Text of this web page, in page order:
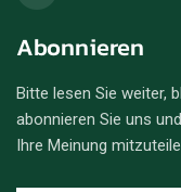
Abonnieren
Bitte lesen Sie weiter,
abonnieren Sie uns
Ihre Meinung